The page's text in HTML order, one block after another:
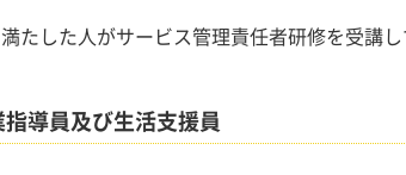
たした人がサービス管理責任者研修を受講
指導員及び生活支援員